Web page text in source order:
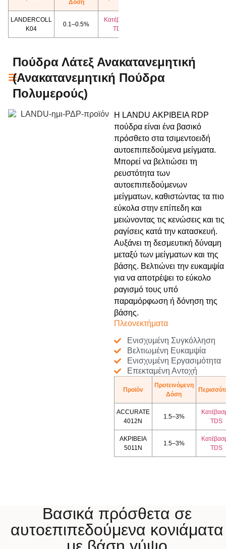
Δόση
LANDERCOLL
K04
0.1–0.5%
Κατέβασμα
TDS
Πούδρα Λάτεξ Ανακατανεμητική
(Ανακατανεμητική Πούδρα
Πολυμερούς)
Η LANDU ΑΚΡΙΒΕΙΑ RDP
πούδρα είναι ένα βασικό
πρόσθετο στα τσιμεντοειδή
αυτοεπιπεδούμενα μείγματα.
Μπορεί να βελτιώσει τη
ρευστότητα των
αυτοεπιπεδούμενων
μείγματων, καθιστώντας τα πιο
εύκολα στην επίπεδη και
μειώνοντας τις κενώσεις και τις
ραγίσεις κατά την κατασκευή.
Αυξάνει τη δεσμευτική δύναμη
μεταξύ των μείγματων και της
βάσης. Βελτιώνει την ευκαμψία
για να αποτρέψει το εύκολο
ραγισμό τους υπό
παραμόρφωση ή δόνηση της
βάσης.
Πλεονεκτήματα
Ενισχυμένη Συγκόλληση
Βελτιωμένη Ευκαμψία
Ενισχυμένη Εργασιμότητα
Επεκταμένη Αντοχή
Προϊόν
Προτεινόμενη
Δόση
ACCURATE
4012N
1.5–3%
TDS
ΑΚΡΙΒΕΙΑ
5011N
1.5–3%
TDS
Βασικά πρόσθετα σε
αυτοεπιπεδούμενα κονιάματα